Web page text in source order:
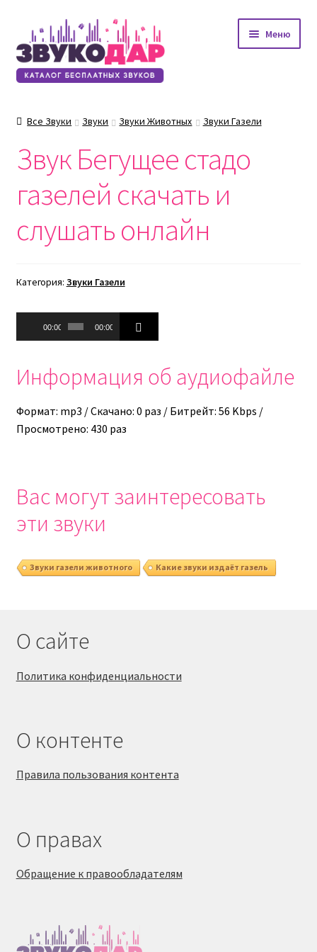
Перейти
к
навигации
Перейти
к
содержимому
Меню
Все Звуки Звуки Звуки Животных Звуки Газели
Звук Бегущее стадо
газелей скачать и
слушать онлайн
Категория: Звуки Газели
Аудиоплеер
00:00 00:00
Информация об аудиофайле
Формат: mp3 / Скачано: 0 раз / Битрейт: 56 Kbps /
Просмотрено: 430 раз
Вас могут заинтересовать
эти звуки
Звуки газели животного Какие звуки издаёт газель
О сайте
Политика конфиденциальности
О контенте
Правила пользования контента
О правах
Обращение к правообладателям